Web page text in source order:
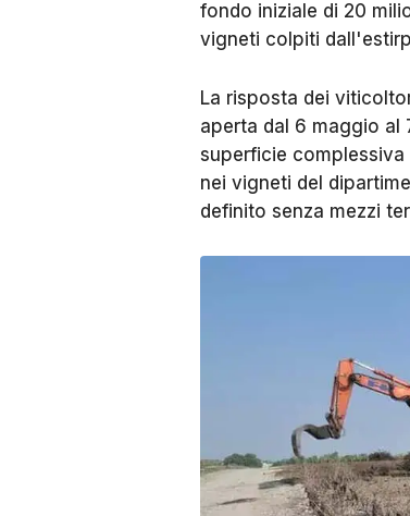
fondo iniziale di 20
vigneti colpiti
La risposta dei
aperta dal 6 maggio al
superficie
nei vigneti del
definito senza mezzi